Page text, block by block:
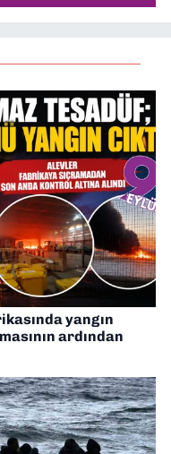
yangın
ardından